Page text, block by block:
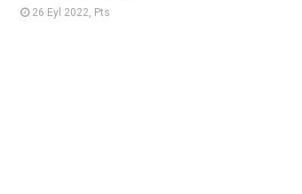
26 Eyl 2022, Pts